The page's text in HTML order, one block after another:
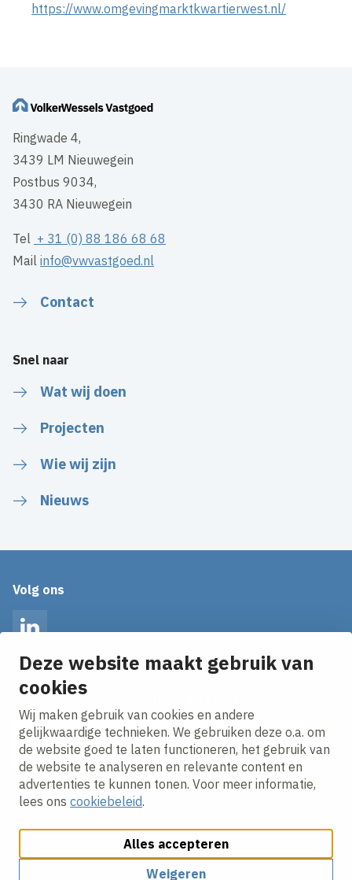
Deze website maakt gebruik van
cookies
Wij maken gebruik van cookies en andere
gelijkwaardige technieken. We gebruiken deze o.a. om
de website goed te laten functioneren, het gebruik van
de website te analyseren en relevante content en
advertenties te kunnen tonen. Voor meer informatie,
lees ons cookiebeleid.
Alles accepteren
Weigeren
https://www.omgevingmarktkwartierwest.nl/
Ringwade 4,
3439 LM Nieuwegein
Postbus 9034,
3430 RA Nieuwegein
Tel + 31 (0) 88 186 68 68
Mailinfo@vwvastgoed.nl
Contact
Snel naar
Wat wij doen
Projecten
Wie wij zijn
Nieuws
Volg ons
Op de hoogte blijven van het laatste nieuws?
E-mailadres
Ik ga akkoord met hetprivacy statement.